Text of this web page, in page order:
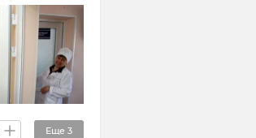
Еще 3